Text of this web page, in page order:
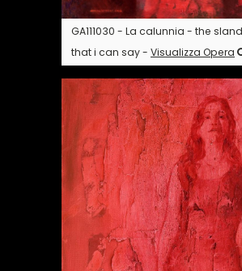
GA111030 - La calunnia - the
that i can say - Visualizza Opera